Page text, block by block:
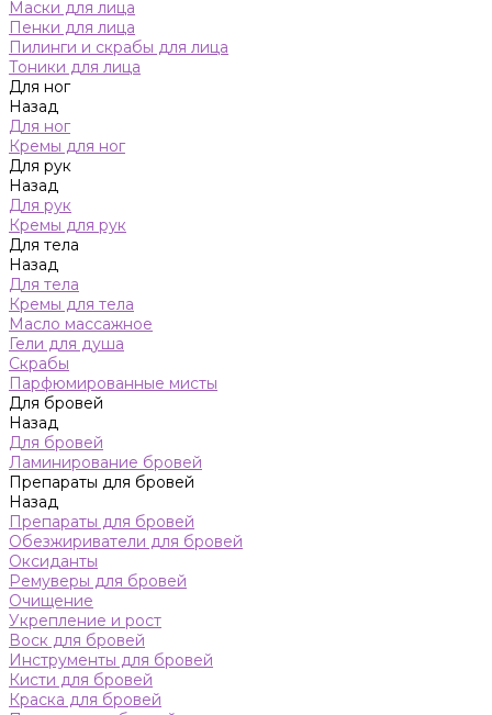
Маски для лица
Пенки для лица
Пилинги и скрабы для лица
Тоники для лица
Для ног
Назад
Для ног
Кремы для ног
Для рук
Назад
Для рук
Кремы для рук
Для тела
Назад
Для тела
Кремы для тела
Масло массажное
Гели для душа
Скрабы
Парфюмированные мисты
Для бровей
Назад
Для бровей
Ламинирование бровей
Препараты для бровей
Назад
Препараты для бровей
Обезжириватели для бровей
Оксиданты
Ремуверы для бровей
Очищение
Укрепление и рост
Воск для бровей
Инструменты для бровей
Кисти для бровей
Краска для бровей